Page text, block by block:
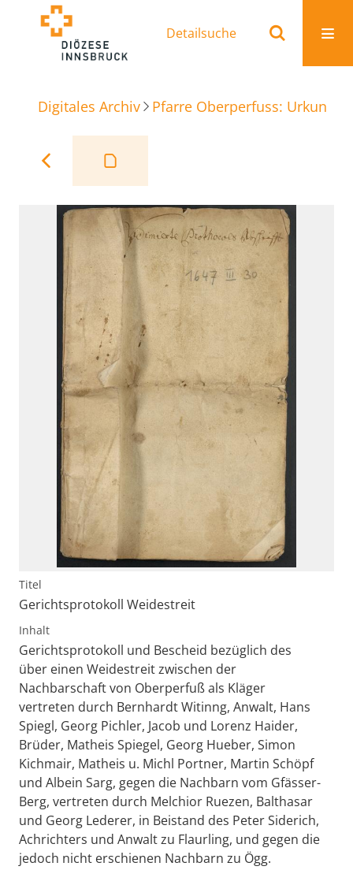
Detailsuche
Digitales Archiv Pfarre Oberperfuss: Urkunden
Titel
Gerichtsprotokoll Weidestreit
Inhalt
Gerichtsprotokoll und Bescheid bezüglich des
über einen Weidestreit zwischen der
Nachbarschaft von Oberperfuß als Kläger
vertreten durch Bernhardt Witinng, Anwalt, Hans
Spiegl, Georg Pichler, Jacob und Lorenz Haider,
Brüder, Matheis Spiegel, Georg Hueber, Simon
Kichmair, Matheis u. Michl Portner, Martin Schöpf
und Albein Sarg, gegen die Nachbarn vom Gfässer-
Berg, vertreten durch Melchior Ruezen, Balthasar
und Georg Lederer, in Beistand des Peter Siderich,
Achrichters und Anwalt zu Flaurling, und gegen die
jedoch nicht erschienen Nachbarn zu Ögg.